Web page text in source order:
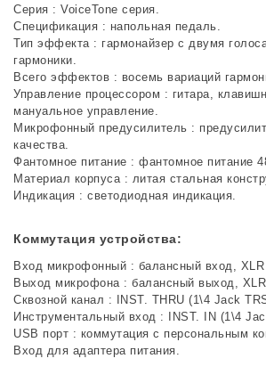
Серия : VoiceTone серия.
Спецификация : напольная педаль.
Тип эффекта : гармонайзер с двумя
гармоники.
Всего эффектов : восемь вариаций
Управление процессором : гитара,
мануальное управление.
Микрофонный предусилитель :
качества.
Фантомное питание : фантомное питание
Материал корпуса : литая стальная
Индикация : светодиодная индикация.
Коммутация устройства:
Вход микрофонный : балансный вход,
Выход микрофона : балансный выход,
Сквозной канал : INST. THRU (1\4 Jack
Инструментальный вход : INST. IN (1\4
USB порт : коммутация с персональным
Вход для адаптера питания.